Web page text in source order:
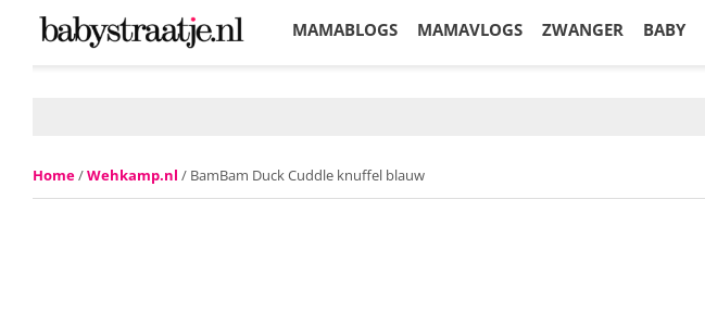
MAMABLOGS MAMAVLOGS ZWANGER BABY
Home/Wehkamp.nl / BamBam Duck Cuddle knuffel blauw